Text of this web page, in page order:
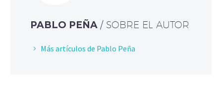
PABLO PEÑA / SOBRE EL AUTOR
Más artículos de Pablo Peña